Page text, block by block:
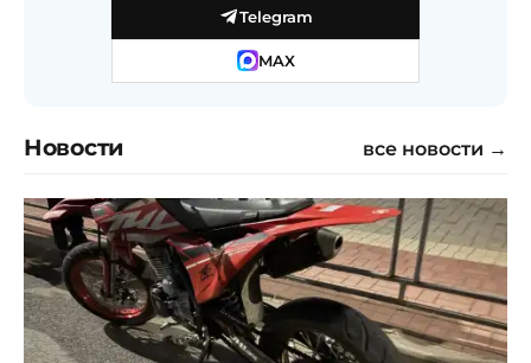
Telegram
MAX
Новости все новости →